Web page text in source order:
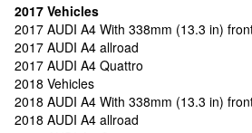
2017 Vehicles
2017 AUDI A4 With 338mm (13.3 in)
2017 AUDI A4 allroad
2017 AUDI A4 Quattro
2018 Vehicles
2018 AUDI A4 With 338mm (13.3 in)
2018 AUDI A4 allroad